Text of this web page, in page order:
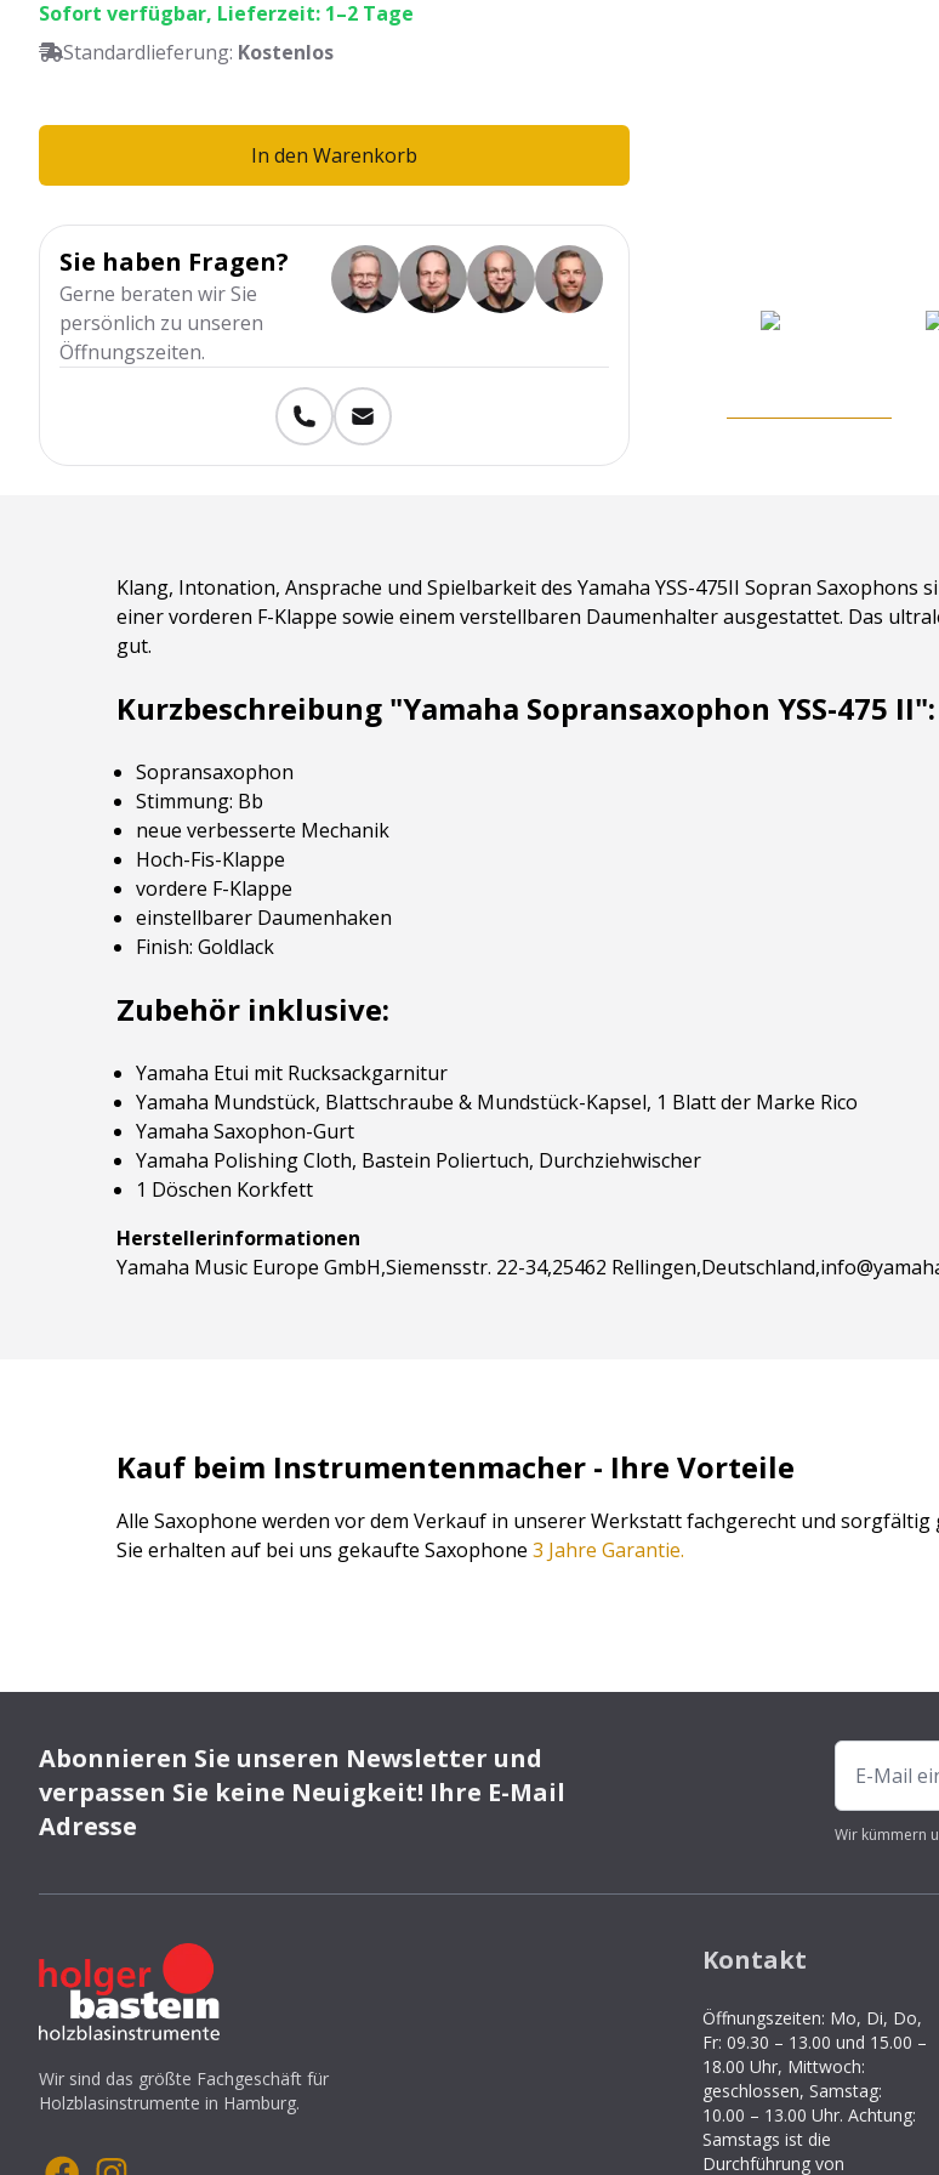
Sofort verfügbar, Lieferzeit: 1–2 Tage
Standardlieferung: Kostenlos
In den Warenkorb
Sie haben Fragen?
Gerne beraten wir Sie
persönlich zu unseren
Öffnungszeiten.
Klang, Intonation, Ansprache und Spielbarkeit des Yamaha YSS-475II Sopran
einer vorderen F-Klappe sowie einem verstellbaren Daumenhalter ausgestattet. Das
gut.
Kurzbeschreibung "Yamaha Sopransaxophon YSS-475 II":
Sopransaxophon
Stimmung: Bb
neue verbesserte Mechanik
Hoch-Fis-Klappe
vordere F-Klappe
einstellbarer Daumenhaken
Finish: Goldlack
Zubehör inklusive:
Yamaha Etui mit Rucksackgarnitur
Yamaha Mundstück, Blattschraube & Mundstück-Kapsel, 1 Blatt der Marke Rico
Yamaha Saxophon-Gurt
Yamaha Polishing Cloth, Bastein Poliertuch, Durchziehwischer
1 Döschen Korkfett
Herstellerinformationen
Yamaha Music Europe GmbH,Siemensstr. 22-34,25462
Kauf beim Instrumentenmacher - Ihre Vorteile
Alle Saxophone werden vor dem Verkauf in unserer Werkstatt fachgerecht und sorgfältig
Sie erhalten auf bei uns gekaufte Saxophone 3 Jahre Garantie.
Abonnieren Sie unseren Newsletter und
verpassen Sie keine Neuigkeit! Ihre E-Mail
Adresse
Wir kümmern
Wir sind das größte Fachgeschäft für
Holzblasinstrumente in Hamburg.
Kontakt
Öffnungszeiten: Mo, Di, Do,
Fr: 09.30 – 13.00 und 15.00 –
18.00 Uhr, Mittwoch:
geschlossen, Samstag:
10.00 – 13.00 Uhr. Achtung:
Samstags ist die
Durchführung von